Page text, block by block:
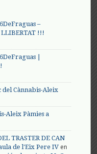
–
LLIBERTAT !!!
|
del Cànnabis-Aleix
Aleix Pàmies a
TRASTER DE CAN
de l'Eix Pere IV en